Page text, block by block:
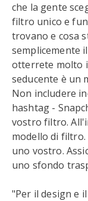
che la gente
filtro unico e
trovano e cosa
semplicemente
otterrete molto
seducente è un
Non includere
hashtag -
vostro filtro.
modello di filtro.
uno vostro.
uno sfondo
"Per il design e